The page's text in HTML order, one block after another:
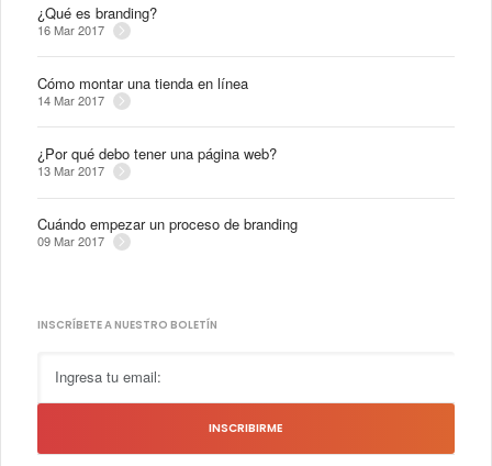
¿Qué es branding?
16 Mar 2017
Cómo montar una tienda en línea
14 Mar 2017
¿Por qué debo tener una página web?
13 Mar 2017
Cuándo empezar un proceso de branding
09 Mar 2017
INSCRÍBETE A NUESTRO BOLETÍN